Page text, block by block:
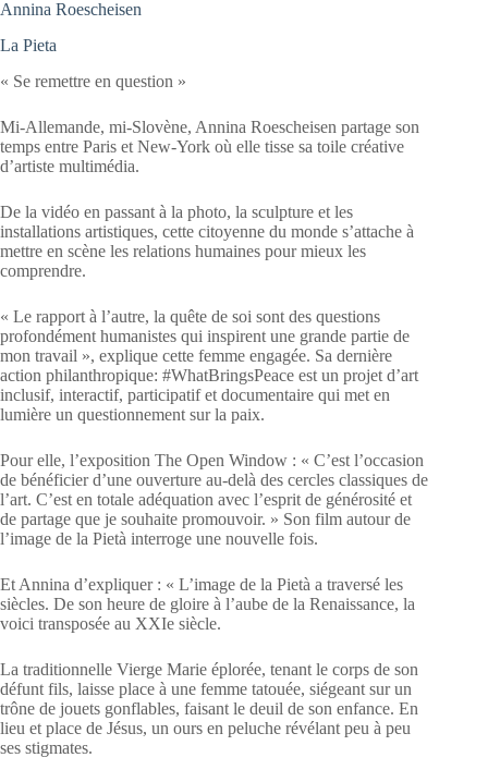
Annina Roescheisen
La Pieta
« Se remettre en question »
Mi-Allemande, mi-Slovène, Annina Roescheisen partage son
temps entre Paris et New-York où elle tisse sa toile créative
d’artiste multimédia.
De la vidéo en passant à la photo, la sculpture et les
installations artistiques, cette citoyenne du monde s’attache à
mettre en scène les relations humaines pour mieux les
comprendre.
« Le rapport à l’autre, la quête de soi sont des questions
profondément humanistes qui inspirent une grande partie de
mon travail », explique cette femme engagée. Sa dernière
action philanthropique: #WhatBringsPeace est un projet d’art
inclusif, interactif, participatif et documentaire qui met en
lumière un questionnement sur la paix.
Pour elle, l’exposition The Open Window : « C’est l’occasion
de bénéficier d’une ouverture au-delà des cercles classiques de
l’art. C’est en totale adéquation avec l’esprit de générosité et
de partage que je souhaite promouvoir. » Son film autour de
l’image de la Pietà interroge une nouvelle fois.
Et Annina d’expliquer : « L’image de la Pietà a traversé les
siècles. De son heure de gloire à l’aube de la Renaissance, la
voici transposée au XXIe siècle.
La traditionnelle Vierge Marie éplorée, tenant le corps de son
défunt fils, laisse place à une femme tatouée, siégeant sur un
trône de jouets gonflables, faisant le deuil de son enfance. En
lieu et place de Jésus, un ours en peluche révélant peu à peu
ses stigmates.